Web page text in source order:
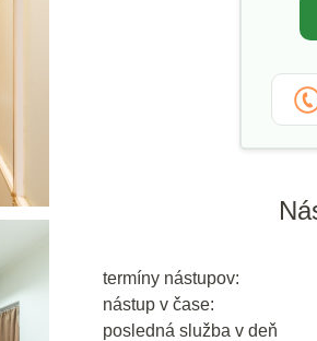
termíny nástupov:
nástup v čase:
posledná služba v deň